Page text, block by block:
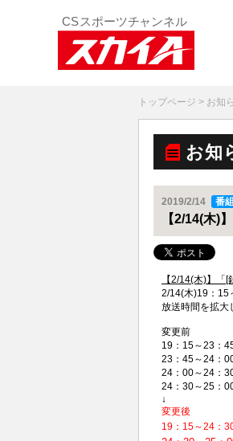
トップページ > お知
お知
2019/2/14 番
【2/14(木)
【2/14(木)】
2/14(木)19：15
放送時間を拡大
変更前
19：15～23：
23：45～24：
24：00～24：
24：30～25：
↓
変更後
19：15～24：